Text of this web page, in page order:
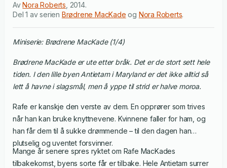
AvNora Roberts 2014.
Del 1 av serien Brødrene MacKade og Nora Roberts.
Miniserie: Brødrene MacKade (1/4)
Brødrene MacKade er ute etter bråk. Det er de stort sett hele
tiden. I den lille byen Antietam i Maryland er det ikke alltid så
lett å havne i slagsmål, men å yppe til strid er halve moroa.
Rafe er kanskje den verste av dem. En opprører som trives
når han kan bruke knyttnevene. Kvinnene faller for ham, og
han får dem til å sukke drømmende – til den dagen han
plutselig og uventet forsvinner.
Mange år senere spres ryktet om Rafe MacKades
tilbakekomst, byens sorte får er tilbake. Hele Antietam surrer